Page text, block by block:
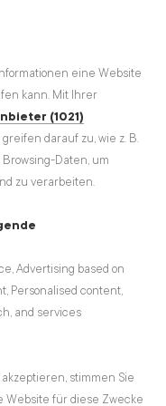
2025:
eine Website
kann. Mit Ihrer
(1021)
darauf zu, wie z. B.
Daten, um
zu verarbeiten.
Advertising based on
Personalised content,
and services
stimmen Sie
Website für diese Zwecke